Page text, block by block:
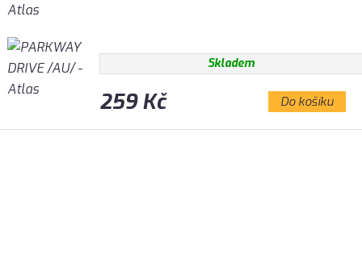
Atlas
Skladem
259 Kč Do košíku